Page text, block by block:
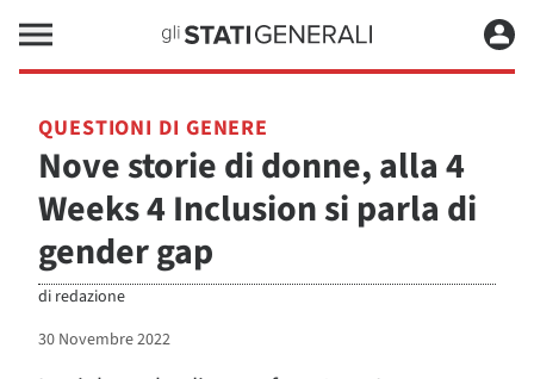
QUESTIONI DI GENERE
Nove storie di donne, alla 4
Weeks 4 Inclusion si parla di
gender gap
di redazione
30 Novembre 2022